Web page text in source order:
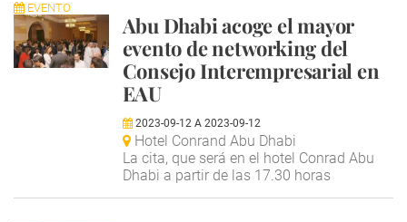
EVENTO
Abu Dhabi acoge el mayor
evento de networking del
Consejo Interempresarial en
EAU
2023-09-12A 2023-09-12
Hotel Conrand Abu Dhabi
La cita, que será en el hotel Conrad Abu
Dhabi a partir de las 17.30 horas